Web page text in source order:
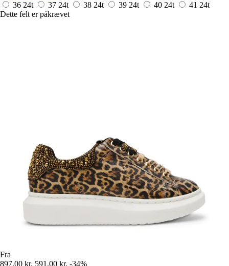
36 24t 37 24t 38 24t 39 24t 40 24t 41 24t
Dette felt er påkrævet
Fra
897,00 kr. 591,00 kr. -34%